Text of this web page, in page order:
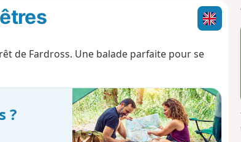
de Fardross. Une balade parfaite pour se
?